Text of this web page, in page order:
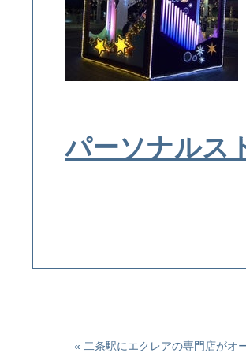
パーソナル
« 二条駅にエクレアの専門店がオ